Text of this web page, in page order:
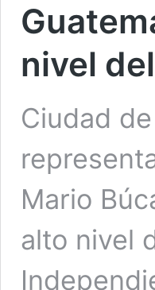
nivel
Ciudad
Mario
alto nivel